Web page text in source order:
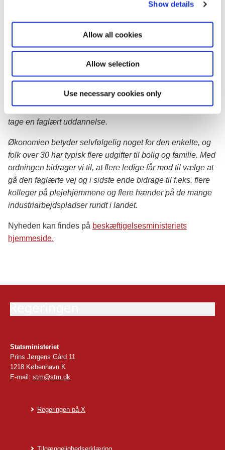
Show details
Allow all cookies
Allow selection
Use necessary cookies only
SOSU-området. Andre hyppige erhvervsuddannelser er
handelsuddannelse (8,7 pct.).
Beskæftigelsesminister Ane Halsboe-Jørgensen siger:
mål for vores velfærdssamfund og den grønne omstilling.
Derfor er det godt, at vi gør denne ordning permanent. Jeg
er overbevist om, at den vil bidrage til, at flere ledige vil
tage en faglært uddannelse.
Økonomien betyder selvfølgelig noget for den enkelte, og
folk over 30 har typisk flere udgifter til bolig og familie. Med
ordningen bidrager vi til, at flere ledige får mod til vælge at
gå den faglærte vej og i sidste ende bidrage til f.eks. flere
kolleger på plejehjemmene og flere hænder på de mange
industriarbejdspladser rundt i landet.
Nyheden kan findes på beskæftigelsesministeriets
hjemmeside.
Statsministeriet
Prins Jørgens Gård 11
1218 København K
E-mail: stm@stm.dk
Regeringen på X